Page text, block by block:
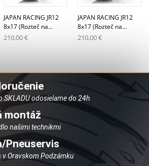
JAPAN RACING JR12
8x17 (Rozteč na...
210,00 €
JAPAN RACING JR12
8x17 (Rozteč na...
210,00 €
SKLADU odosielame do 24h
montáž
našimi technikmi
Pneuservis
v Oravskom Podzámku